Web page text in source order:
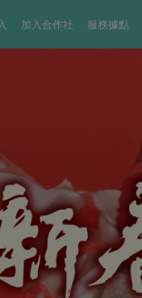
加入合作社 服務據點